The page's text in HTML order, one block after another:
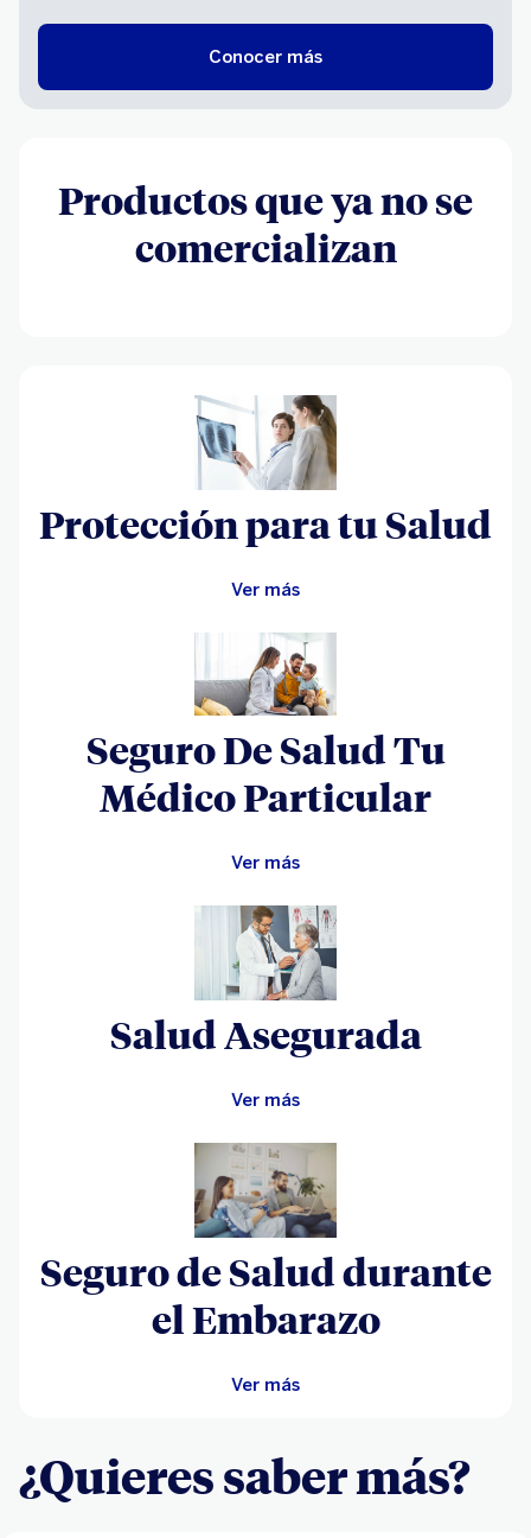
Conocer más
Productos que ya no se
comercializan
Protección para tu Salud
Ver más
Seguro De Salud Tu
Médico Particular
Ver más
Salud Asegurada
Ver más
Seguro de Salud durante
el Embarazo
Ver más
¿Quieres saber más?